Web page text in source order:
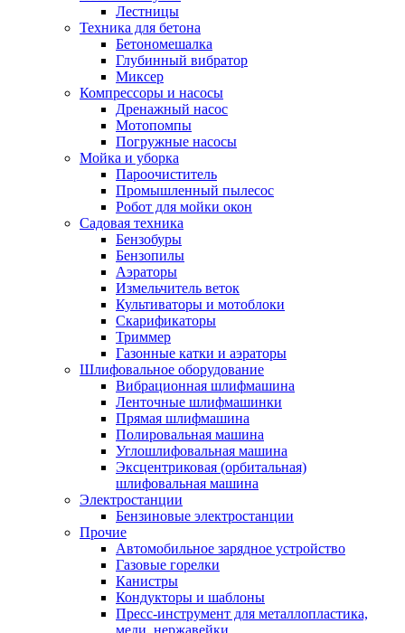
Лестницы
Техника для бетона
Бетономешалка
Глубинный вибратор
Миксер
Компрессоры и насосы
Дренажный насос
Мотопомпы
Погружные насосы
Мойка и уборка
Пароочиститель
Промышленный пылесос
Робот для мойки окон
Садовая техника
Бензобуры
Бензопилы
Аэраторы
Измельчитель веток
Культиваторы и мотоблоки
Скарификаторы
Триммер
Газонные катки и аэраторы
Шлифовальное оборудование
Вибрационная шлифмашина
Ленточные шлифмашинки
Прямая шлифмашина
Полировальная машина
Углошлифовальная машина
Эксцентриковая (орбитальная)
шлифовальная машина
Электростанции
Бензиновые электростанции
Прочие
Автомобильное зарядное устройство
Газовые горелки
Канистры
Кондукторы и шаблоны
Пресс-инструмент для металлопластика,
меди, нержавейки